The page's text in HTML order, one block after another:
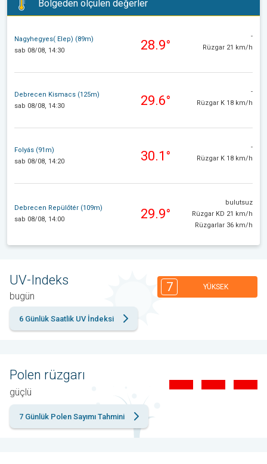
Bölgeden ölçülen değerler
Nagyhegyes( Elep) (89m)
sab 08/08, 14:30
28.9°
-
Rüzgar 21 km/h
Debrecen Kismacs (125m)
sab 08/08, 14:30
29.6°
-
Rüzgar K 18 km/h
Folyás (91m)
sab 08/08, 14:20
30.1°
-
Rüzgar K 18 km/h
Debrecen Repülőtér (109m)
sab 08/08, 14:00
29.9°
bulutsuz
Rüzgar KD 21 km/h
Rüzgarlar 36 km/h
UV-Indeks
bugün
7 YÜKSEK
6 Günlük Saatlik UV İndeksi
Polen rüzgarı
güçlü
7 Günlük Polen Sayımı Tahmini